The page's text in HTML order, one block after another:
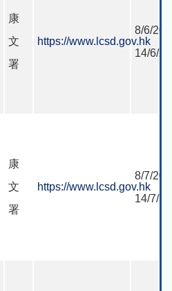
康
文
署
https://www.lcsd.gov.hk
8/6/
14/6/
康
文
署
https://www.lcsd.gov.hk
8/7/
14/7/